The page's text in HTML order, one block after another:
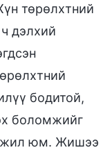
төрөлхтний
дэлхий
бодитой,
боломжийг
юм. Жишээ